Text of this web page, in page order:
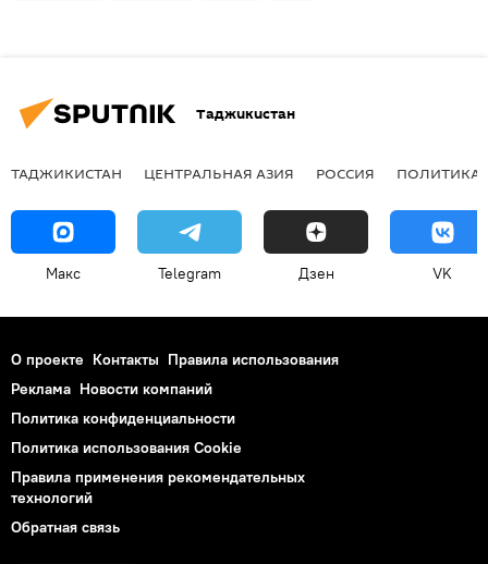
Таджикистан
ТАДЖИКИСТАН ЦЕНТРАЛЬНАЯ АЗИЯ РОССИЯ ПОЛИТИКА
Макс Telegram Дзен VK
О проекте Контакты Правила использования
Реклама Новости компаний
Политика конфиденциальности
Политика использования Cookie
Правила применения рекомендательных
технологий
Обратная связь